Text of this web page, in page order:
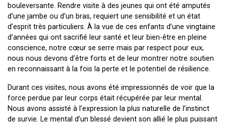
bouleversante. Rendre visite à des jeunes qui ont été amputés
d’une jambe ou d’un bras, requiert une sensibilité et un état
d’esprit très particuliers. À la vue de ces enfants d’une vingtaine
d’années qui ont sacrifié leur santé et leur bien-être en pleine
conscience, notre cœur se serre mais par respect pour eux,
nous nous devons d’être forts et de leur montrer notre soutien
en reconnaissant à la fois la perte et le potentiel de résilience.
Durant ces visites, nous avons été impressionnés de voir que la
force perdue par leur corps était récupérée par leur mental.
Nous avons assisté à l’expression la plus naturelle de l’instinct
de survie. Le mental d’un blessé devient son allié le plus puissant